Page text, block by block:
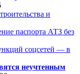
и
паспорта АТЗ без
соцсетей — в
неучтенным